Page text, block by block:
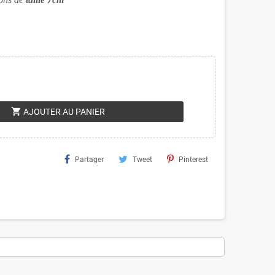
shopping_cart AJOUTER AU PANIER
Partager Tweet Pinterest